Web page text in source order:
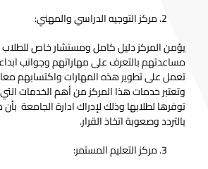
مركز التوجيه الدراسي والمهني:
يؤمن المركز دليل كامل ومستشار خاص
مساعدتهم بالتعرف على مهاراتهم وجوانب
تعمل على تطوير هذه المهارات واكتسابهم
وتعتبر خدمات هذا المركز من أهم الخدمات
توفرها لطلابها وذلك لإدراك ادارة الجامعة
بالتردد وصعوبة اتخاذ القرار.
مركز التعليم المستمر: